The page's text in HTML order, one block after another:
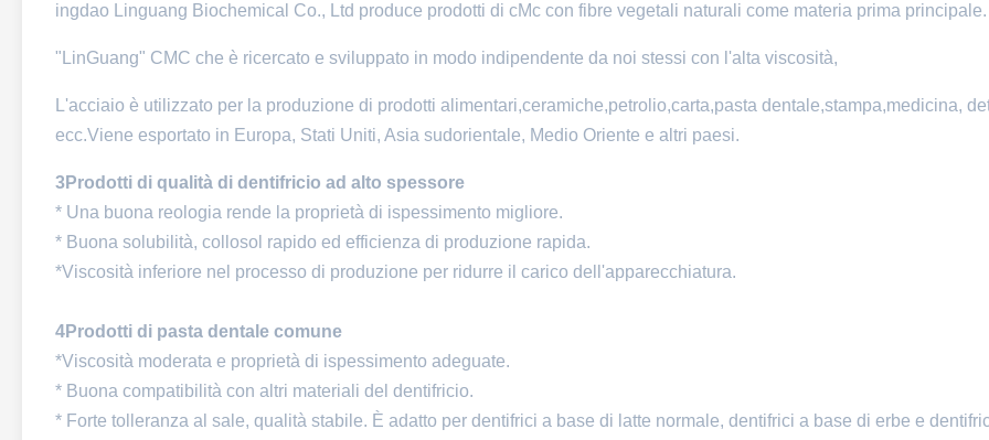
ingdao Linguang Biochemical Co., Ltd produce prodotti di cMc con fibre vegetali naturali come materia prima principale.
"LinGuang" CMC che è ricercato e sviluppato in modo indipendente da noi stessi con l'alta viscosità,
L'acciaio è utilizzato per la produzione di prodotti alimentari,ceramiche,petrolio,carta,pasta dentale,stampa,medicina,
ecc.Viene esportato in Europa, Stati Uniti, Asia sudorientale, Medio Oriente e altri paesi.
3Prodotti di qualità di dentifricio ad alto spessore
* Una buona reologia rende la proprietà di ispessimento migliore.
* Buona solubilità, collosol rapido ed efficienza di produzione rapida.
*Viscosità inferiore nel processo di produzione per ridurre il carico dell'apparecchiatura.
4Prodotti di pasta dentale comune
*Viscosità moderata e proprietà di ispessimento adeguate.
* Buona compatibilità con altri materiali del dentifricio.
* Forte tolleranza al sale, qualità stabile. È adatto per dentifrici a base di latte normale, dentifrici a base di erbe e